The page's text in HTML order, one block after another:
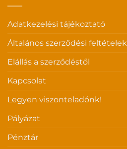
Adatkezelési tájékoztató
Általános szerződési feltételek
Elállás a szerződéstől
Kapcsolat
Legyen viszonteladónk!
Pályázat
Pénztár